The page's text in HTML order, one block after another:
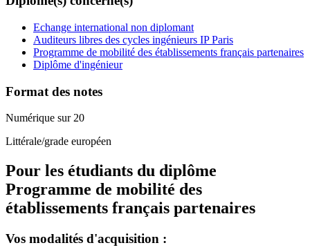
Echange international non diplomant
Auditeurs libres des cycles ingénieurs IP Paris
Programme de mobilité des établissements français partenaires
Diplôme d'ingénieur
Format des notes
Numérique sur 20
Littérale/grade européen
Pour les étudiants du diplôme
Programme de mobilité des
établissements français partenaires
Vos modalités d'acquisition :